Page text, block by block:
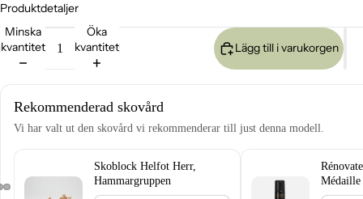
Produktdetaljer
Minska
kvantitet
Öka
kvantitet
Lägg till i varukorgen
Rekommenderad skovård
Vi har valt ut den skovård vi rekommenderar till just denna modell.
Skoblock Helfot Herr,
Hammargruppen